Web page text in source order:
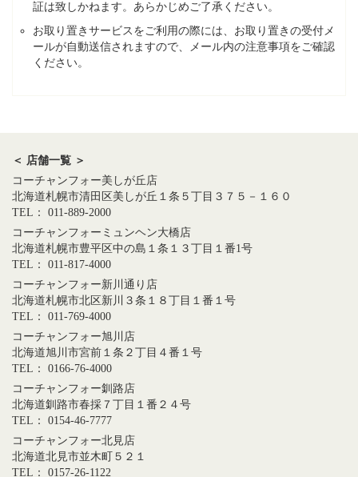
証は致しかねます。あらかじめご了承ください。
お取り置きサービスをご利用の際には、お取り置きの受付メ
ールが自動送信されますので、メール内の注意事項をご確認
ください。
＜ 店舗一覧 ＞
コーチャンフォー美しが丘店
北海道札幌市清田区美しが丘１条５丁目３７５－１６０
TEL： 011-889-2000
コーチャンフォーミュンヘン大橋店
北海道札幌市豊平区中の島１条１３丁目１番1号
TEL： 011-817-4000
コーチャンフォー新川通り店
北海道札幌市北区新川３条１８丁目１番１号
TEL： 011-769-4000
コーチャンフォー旭川店
北海道旭川市宮前１条２丁目４番１号
TEL： 0166-76-4000
コーチャンフォー釧路店
北海道釧路市春採７丁目１番２４号
TEL： 0154-46-7777
コーチャンフォー北見店
北海道北見市並木町５２１
TEL： 0157-26-1122